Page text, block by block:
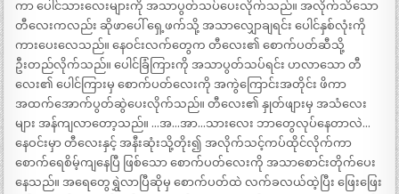
ကာ ပေါင်သားလေးများကို အသာပွတ်သပ်ပေးလိုက်သည်။ အလိုက်သိသော
တီလေးကလည်း ဆိုဖာပေါ် ရှေ့ဖက်သို့ အသာလျှောချရင်း ပေါင်နှစ်လုံးကို
ကားပေးလေသည်။ နေဝင်းလက်တွေက တီလေး၏ စောက်ပတ်ဆီသို့
ဦးတည်လိုက်သည်။ ပေါင်ခြံကြားကို အသာပွတ်သပ်ရင်း ဟလာသော တီ
လေး၏ ပေါင်ကြားမှ စောက်ပတ်လေးကို အကွဲကြောင်းအတိုင်း ဖိကာ
အထက်အောက်ပွတ်ဆွဲပေးလိုက်သည်။ တီလေး၏ နှုတ်ဖျားမှ အသံလေး
များ အန်ကျလာတော့သည်။ …အ…အာ…သားလေး ဘာတွေလုပ်နေတာလဲ…
နေဝင်းမှာ တီလေးနှင့် အနီးဆုံးသို့တိုး၍ အလိုက်သင့်ကပ်ထိုင်လိုက်ကာ
စောက်ရေစိမ့်ကျနေပြီ ဖြစ်သော စောက်ပတ်လေးကို အသာစောင်းတိုက်ပေး
နေသည်။ အရေတွေရွှဲလာပြီဆိုမှ စောက်ပတ်ထဲ လက်ခလယ်ထဲ့ပြီး ဖြေးဖြေး